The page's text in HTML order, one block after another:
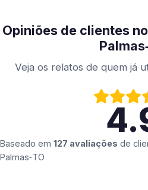
Opiniões de clientes
Veja os relatos de quem já
Baseado em 127 avaliações de
Palmas‑TO